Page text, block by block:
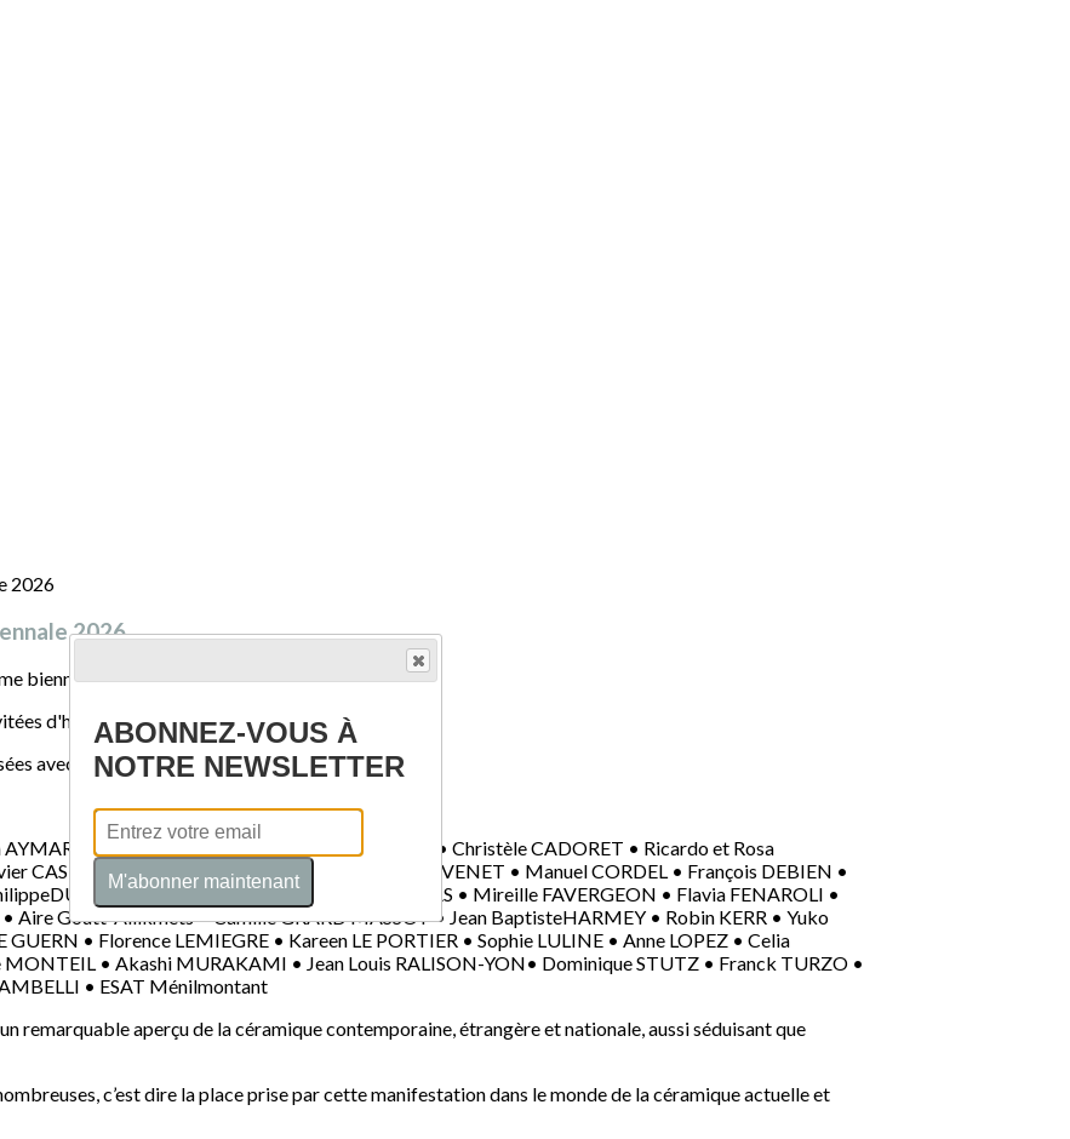
2026
biennale de céramique contemporaine de Sèvres.
d'honneur
avec Mélodie Meslet-Tourneux
• Doris BECKER• Christian BOARETTO • Christèle CADORET • Ricardo et Rosa
CASTRO• Nathalie CHARRIE • Elisabeth CHAUVENET • Manuel CORDEL • François DEBIEN •
• Judicaël EYMARD • Mauro FARINAS • Mireille FAVERGEON • Flavia FENAROLI •
Aire Goutt-Allikmets • Camille GRARD MASSOT • Jean BaptisteHARMEY • Robin KERR • Yuko
• Florence LEMIEGRE • Kareen LE PORTIER • Sophie LULINE • Anne LOPEZ • Celia
• Akashi MURAKAMI • Jean Louis RALISON-YON• Dominique STUTZ • Franck TURZO •
• ESAT Ménilmontant
remarquable aperçu de la céramique contemporaine, étrangère et nationale, aussi séduisant que
c’est dire la place prise par cette manifestation dans le monde de la céramique actuelle et
ABONNEZ-VOUS À
NOTRE NEWSLETTER
M'abonner maintenant